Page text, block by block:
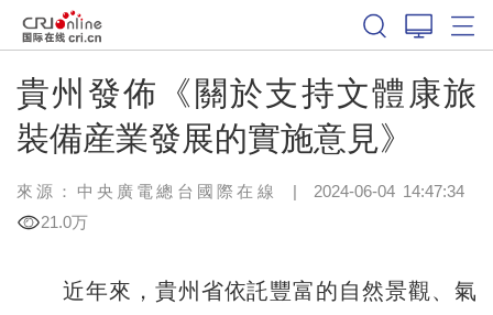
貴州發佈《關於支持文體康旅
裝備産業發展的實施意見》
來源：中央廣電總台國際在線 | 2024-06-04 14:47:34
21.0万
近年來，貴州省依託豐富的自然景觀、氣